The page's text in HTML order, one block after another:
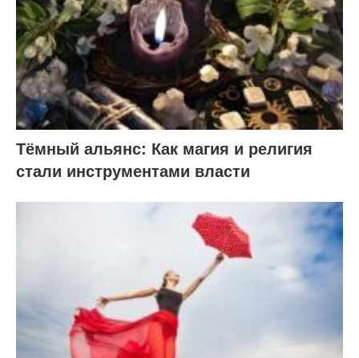
Тёмный альянс: Как магия и религия
стали инструментами власти